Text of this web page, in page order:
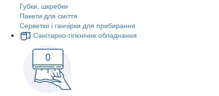
Губки, шкребки
Пакети для сміття
Серветки і ганчірки для прибирання
Санітарно-гігієнічне обладнання